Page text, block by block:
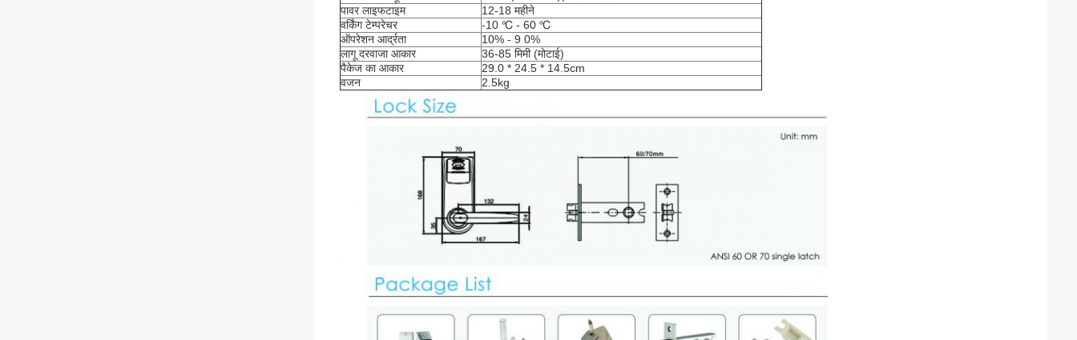
पावर लाइफटाइम
12-18 महीने
वर्किंग टेम्परेचर
-10 ℃ - 60 ℃
ऑपरेशन आर्द्रता
10% - 9 0%
लागू दरवाजा आकार
36-85 मिमी (मोटाई)
पैकेज का आकार
29.0 * 24.5 * 14.5cm
वजन
2.5kg